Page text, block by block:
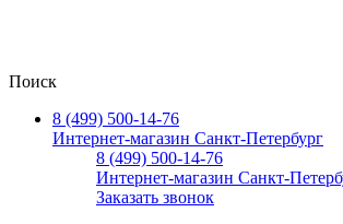
Поиск
8 (499) 500-14-76
Интернет-магазин Санкт-Петербург
8 (499) 500-14-76
Интернет-магазин Санкт-
Заказать звонок